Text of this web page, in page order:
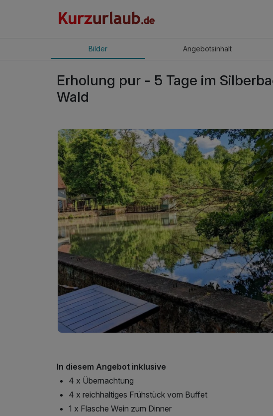
Bilder Angebotsinhalt
Erholung pur - 5 Tage im
Wald
In diesem Angebot inklusive
4 x Übernachtung
4 x reichhaltiges Frühstück vom Buffet
1 x Flasche Wein zum Dinner